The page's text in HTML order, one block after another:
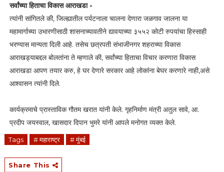
सर्वांच्या हिताचा विकास आराखडा -
त्यांनी सांगितले की, जिल्ह्यातील पर्यटनाला चालना देणारा जळगाव जालना या
महामार्गाच्या उभारणीसाठी शासनाच्यावतीने द्यावयाच्या ३५५२ कोटी रुपयांचा हिस्साही
भरण्यास मान्यता दिली आहे. तसेच छत्रपती संभाजीनगर शहराच्या विकास
आराखड्याबद्दल बोलतांना ते म्हणाले की, सर्वांच्या हिताचा विचार करणारा विकास
आराखडा आपण तयार करु, हे घर देणारे सरकार आहे लोकांना बेघर करणारे नाही,असे
आश्वासन त्यांनी दिले.
कार्यक्रमाचे प्रास्ताविक गौतम खरात यांनी केले. गृहनिर्माण मंत्री अतुल सावे, आ.
प्रदीप जयस्वाल, खासदार दिपान भुमरे यांनी आपले मनोगत व्यक्त केले.
Tags # महाराष्ट्र # मुंबई
Share This